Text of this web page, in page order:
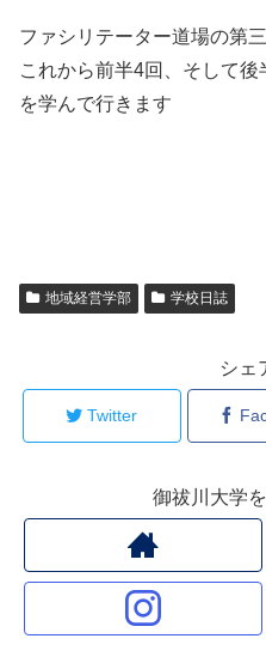
ファシリテーター道場の第
これから前半4回、そして
を学んで行きます
地域経営学部 学校日誌
シェ
Twitter
御祓川大学